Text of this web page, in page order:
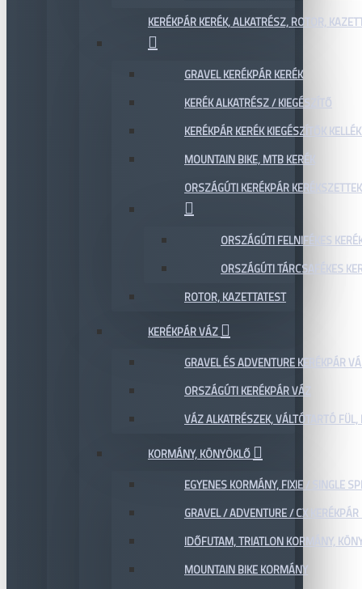
KERÉKPÁR KERÉK, ALKATRÉSZ, ROTOR,
GRAVEL KERÉKPÁR KERÉK
KERÉK ALKATRÉSZ / KIEGÉSZÍTŐ
KERÉKPÁR KERÉK KIEGÉSZÍTŐK
MOUNTAIN BIKE, MTB KERÉK
ORSZÁGÚTI KERÉKPÁR KERÉKSZETTEK
ORSZÁGÚTI FELNIFÉKES
ORSZÁGÚTI TÁRCSAFÉKES
ROTOR, KAZETTATEST
KERÉKPÁR VÁZ
GRAVEL ÉS ADVENTURE KERÉKPÁR
ORSZÁGÚTI KERÉKPÁR VÁZ
VÁZ ALKATRÉSZEK, VÁLTÓTARTÓ FÜL,
KORMÁNY, KÖNYÖKLŐ
EGYENES KORMÁNY, FIXIE / SINGLE
GRAVEL / ADVENTURE / CX
IDŐFUTAM, TRIATLON KORMÁNY,
MOUNTAIN BIKE KORMÁNY